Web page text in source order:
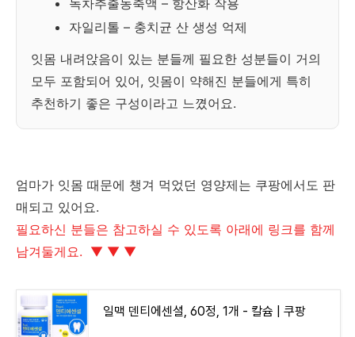
녹차추출농축액 – 항산화 작용
자일리톨 – 충치균 산 생성 억제
잇몸 내려앉음이 있는 분들께 필요한 성분들이 거의
모두 포함되어 있어, 잇몸이 약해진 분들에게 특히
추천하기 좋은 구성이라고 느꼈어요.
엄마가 잇몸 때문에 챙겨 먹었던 영양제는 쿠팡에서도 판
매되고 있어요.
필요하신 분들은 참고하실 수 있도록 아래에 링크를 함께
남겨둘게요. ▼ ▼ ▼
일맥 덴티에센셜, 60정, 1개 - 칼슘 | 쿠팡